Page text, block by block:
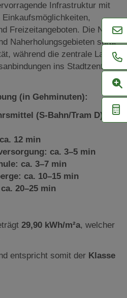
Infrastruktur mit
Freizeitangeboten. Die Nähe
Naherholungsgebieten sorgt
während die zentrale Lage
ins Stadtzentrum
(in Gehminuten):
(S-Bahn/Tram D):
12 min
ca. 3–5 min
ca. 3–7 min
ca. 10–15 min
20–25 min
29,90 kWh/m²a, welcher
entspricht somit der Klasse